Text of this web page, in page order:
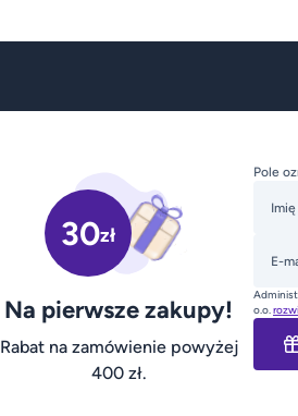
30zł
Na pierwsze zakupy!
Rabat na zamówienie powyżej
400 zł.
Pole
Imię
E-
o.o.